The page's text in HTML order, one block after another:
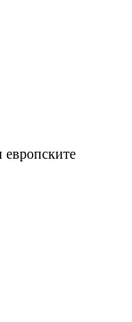
европските